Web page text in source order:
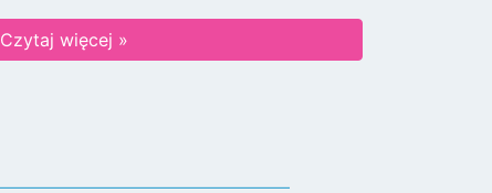
Czytaj więcej »